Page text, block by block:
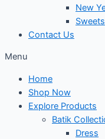
New
Sweets
Contact Us
Menu
Home
Shop Now
Explore Products
Batik
Dress